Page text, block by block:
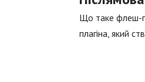
Що таке флеш-
плагіна, який